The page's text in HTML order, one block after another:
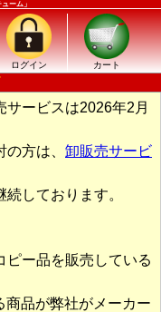
ーム」
ログイン カート
ービスは2026年2月
方は、 卸販売サービ
しております。
ピー品を販売している
商品が弊社がメーカー